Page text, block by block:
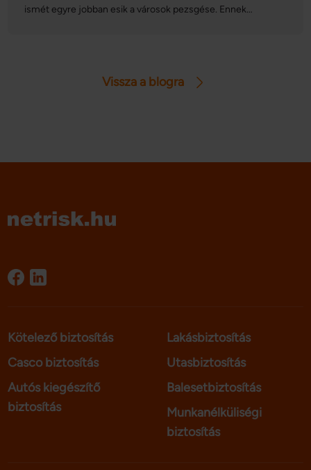
ismét egyre jobban esik a városok pezsgése. Ennek
Vissza a blogra
Kötelező biztosítás
Casco biztosítás
Autós kiegészítő
biztosítás
Lakásbiztosítás
Utasbiztosítás
Balesetbiztosítás
Munkanélküliségi
biztosítás